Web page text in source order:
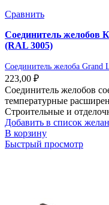
Сравнить
Соединитель желобов
(RAL 3005)
Соединитель желоба Grand
223,00 ₽
Соединитель желобов
температурные
Строительные и
Добавить в список
В корзину
Быстрый просмотр